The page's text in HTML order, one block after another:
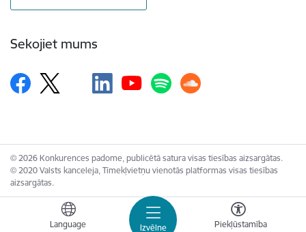
Izvēlne
Language Piekļūstamība
Sekojiet mums
© 2026 Konkurences padome, publicētā satura visas tiesības aizsargātas.
© 2020 Valsts kanceleja, Tīmekļvietņu vienotās platformas visas tiesības
aizsargātas.